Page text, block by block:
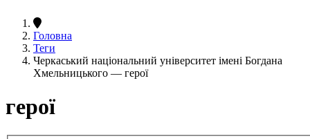
Головна
Теги
Черкаський національний університет імені Богдана
Хмельницького — герої
герої